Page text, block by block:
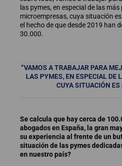
las pymes, en especial de las
microempresas, cuya situación
el hecho de que desde 2019 han
30.000.
“VAMOS A TRABAJAR PARA
LAS PYMES, EN ESPECIAL DE
CUYA SITUACIÓN ES
Se calcula que hay cerca de
abogados en España, la gran
su experiencia al frente de un
situación de las pymes
en nuestro país?